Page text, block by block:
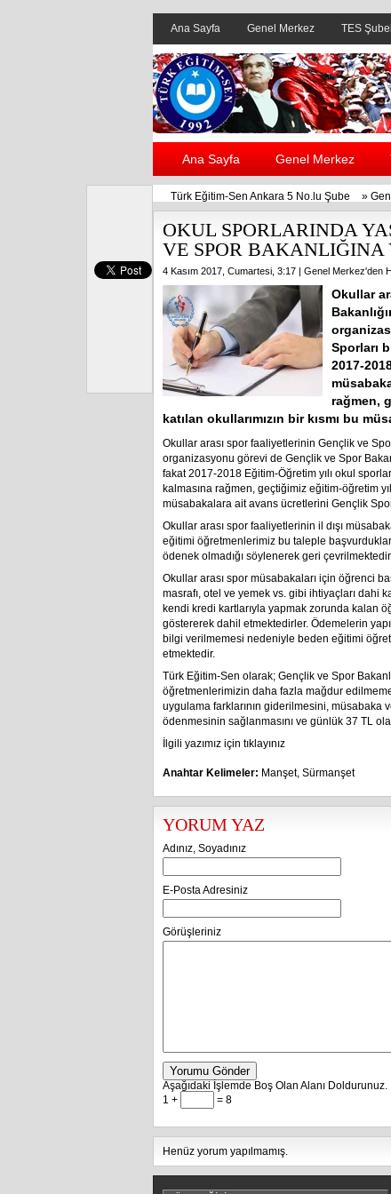
Ana Sayfa Genel Merkez TES
Ana Sayfa Genel Merkez
Türk Eğitim-Sen Ankara 5 No.lu Şube »
OKUL SPORLARINDA
VE SPOR BAKANLIĞINA
4 Kasım 2017, Cumartesi, 3:17 | Genel Merkez'den
Okullar
Sporları
2017-
rağmen,
katılan okullarımızın bir kısmı bu
Okullar arası spor faaliyetlerinin Gençlik ve
organizasyonu görevi de Gençlik ve Spor
fakat 2017-2018 Eğitim-Öğretim yılı okul
kalmasına rağmen, geçtiğimiz eğitim-öğretim
müsabakalara ait avans ücretlerini Gençlik
Okullar arası spor faaliyetlerinin il dışı
eğitimi öğretmenlerimiz bu taleple
ödenek olmadığı söylenerek geri
Okullar arası spor müsabakaları için öğrenci
masrafı, otel ve yemek vs. gibi ihtiyaçları dahi
kendi kredi kartlarıyla yapmak zorunda kalan
göstererek dahil etmektedirler. Ödemelerin
bilgi verilmemesi nedeniyle beden eğitimi
etmektedir.
Türk Eğitim-Sen olarak; Gençlik ve Spor
öğretmenlerimizin daha fazla mağdur
uygulama farklarının giderilmesini,
ödenmesinin sağlanmasını ve günlük 37 TL
İlgili yazımız için tıklayınız
Anahtar Kelimeler: Manşet, Sürmanşet
YORUM YAZ
Adınız, Soyadınız
E-Posta Adresiniz
Görüşleriniz
Yorumu Gönder
Aşağıdaki İşlemde Boş Olan Alanı Doldurunuz.
1 +
= 8
Henüz yorum yapılmamış.